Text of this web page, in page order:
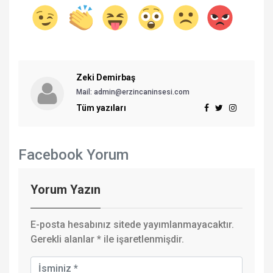
Zeki Demirbaş
Mail: admin@erzincaninsesi.com
Tüm yazıları
Facebook Yorum
Yorum Yazın
E-posta hesabınız sitede yayımlanmayacaktır.
Gerekli alanlar * ile işaretlenmişdir.